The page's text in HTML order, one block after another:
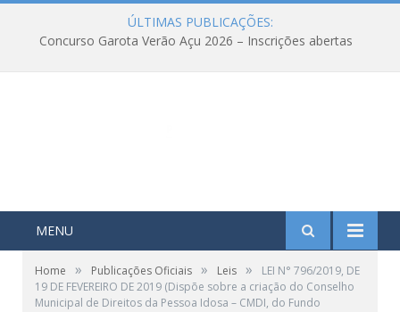
ÚLTIMAS PUBLICAÇÕES:
Concurso Garota Verão Açu 2026 – Inscrições abertas
MENU
Home » Publicações Oficiais » Leis »
LEI N° 796/2019, DE
19 DE FEVEREIRO DE 2019 (Dispõe sobre a criação do Conselho
Municipal de Direitos da Pessoa Idosa – CMDI, do Fundo